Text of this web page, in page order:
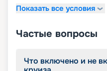
Показать все условия
Частые вопросы
Что включено и не